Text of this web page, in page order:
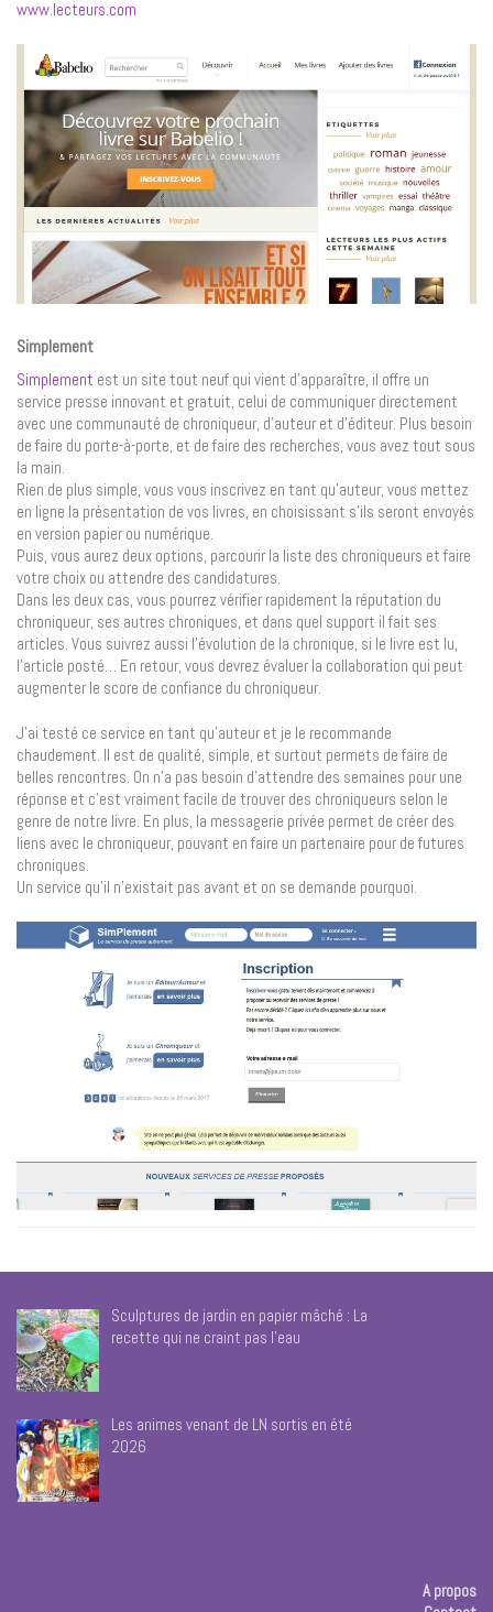
www.lecteurs.com
Simplement
Simplement est un site tout neuf qui vient d’apparaître, il offre un
service presse innovant et gratuit, celui de communiquer directement
avec une communauté de chroniqueur, d’auteur et d’éditeur. Plus besoin
de faire du porte-à-porte, et de faire des recherches, vous avez tout sous
la main.
Rien de plus simple, vous vous inscrivez en tant qu’auteur, vous mettez
en ligne la présentation de vos livres, en choisissant s’ils seront envoyés
en version papier ou numérique.
Puis, vous aurez deux options, parcourir la liste des chroniqueurs et faire
votre choix ou attendre des candidatures.
Dans les deux cas, vous pourrez vérifier rapidement la réputation du
chroniqueur, ses autres chroniques, et dans quel support il fait ses
articles. Vous suivrez aussi l’évolution de la chronique, si le livre est lu,
l’article posté… En retour, vous devrez évaluer la collaboration qui peut
augmenter le score de confiance du chroniqueur.
J’ai testé ce service en tant qu’auteur et je le recommande
chaudement. Il est de qualité, simple, et surtout permets de faire de
belles rencontres. On n’a pas besoin d’attendre des semaines pour une
réponse et c’est vraiment facile de trouver des chroniqueurs selon le
genre de notre livre. En plus, la messagerie privée permet de créer des
liens avec le chroniqueur, pouvant en faire un partenaire pour de futures
chroniques.
Un service qu’il n’existait pas avant et on se demande pourquoi.
Sculptures de jardin en papier mâché : La
recette qui ne craint pas l’eau
Les animes venant de LN sortis en été
2026
A propos